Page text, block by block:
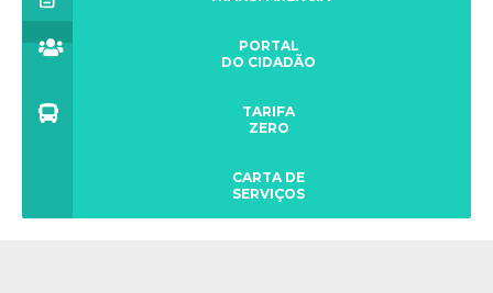
PORTAL
DO CIDADÃO
TARIFA
ZERO
CARTA DE
SERVIÇOS